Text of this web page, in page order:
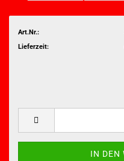
Art.Nr.:
Lieferzeit: